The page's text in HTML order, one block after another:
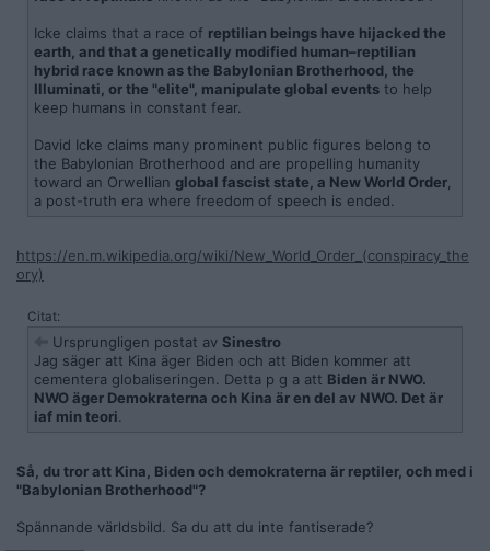
Icke claims that a race of reptilian beings have hijacked the
earth, and that a genetically modified human–reptilian
hybrid race known as the Babylonian Brotherhood, the
Illuminati, or the "elite", manipulate global events to help
keep humans in constant fear.
David Icke claims many prominent public figures belong to
the Babylonian Brotherhood and are propelling humanity
toward an Orwellian global fascist state, a New World Order
a post-truth era where freedom of speech is ended.
https://en.m.wikipedia.org/wiki/New_World_Order_(conspiracy_the
ory)
Citat:
Ursprungligen postat av Sinestro
Jag säger att Kina äger Biden och att Biden kommer att
cementera globaliseringen. Detta p g a att Biden är NWO.
NWO äger Demokraterna och Kina är en del av NWO. Det är
iaf min teori
Så, du tror att Kina, Biden och demokraterna är reptiler, och med i
"Babylonian Brotherhood"?
Spännande världsbild. Sa du att du inte fantiserade?